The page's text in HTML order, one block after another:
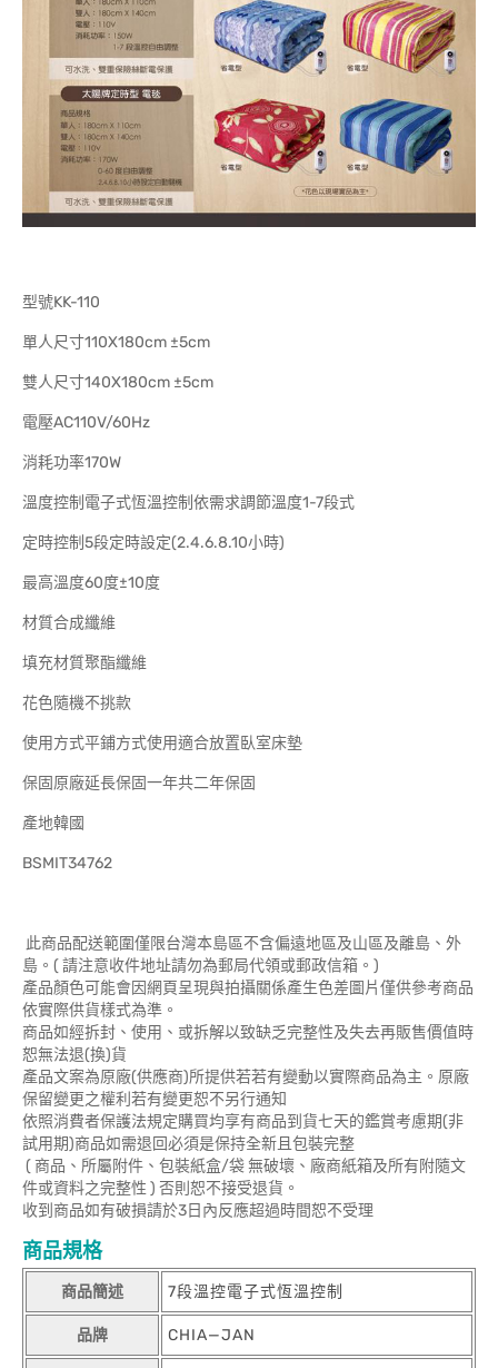
型號KK-110
單人尺寸110X180cm ±5cm
雙人尺寸140X180cm ±5cm
電壓AC110V/60Hz
消耗功率170W
溫度控制電子式恆溫控制依需求調節溫度1-7段式
定時控制5段定時設定(2.4.6.8.10小時)
最高溫度60度±10度
材質合成纖維
填充材質聚酯纖維
花色隨機不挑款
使用方式平鋪方式使用適合放置臥室床墊
保固原廠延長保固一年共二年保固
產地韓國
BSMIT34762
此商品配送範圍僅限台灣本島區不含偏遠地區及山區及離島、外
島。( 請注意收件地址請勿為郵局代領或郵政信箱。)
產品顏色可能會因網頁呈現與拍攝關係產生色差圖片僅供參考商品
依實際供貨樣式為準。
商品如經拆封、使用、或拆解以致缺乏完整性及失去再販售價值時
恕無法退(換)貨
產品文案為原廠(供應商)所提供若若有變動以實際商品為主。原廠
保留變更之權利若有變更恕不另行通知
依照消費者保護法規定購買均享有商品到貨七天的鑑賞考慮期(非
試用期)商品如需退回必須是保持全新且包裝完整
( 商品、所屬附件、包裝紙盒/袋 無破壞、廠商紙箱及所有附隨文
件或資料之完整性 ) 否則恕不接受退貨。
收到商品如有破損請於3日內反應超過時間恕不受理
商品規格
商品簡述 7段溫控電子式恆溫控制
品牌 CHIA—JAN